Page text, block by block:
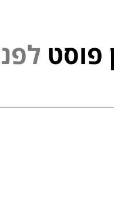
פוסט